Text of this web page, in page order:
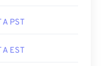
A PST
A EST